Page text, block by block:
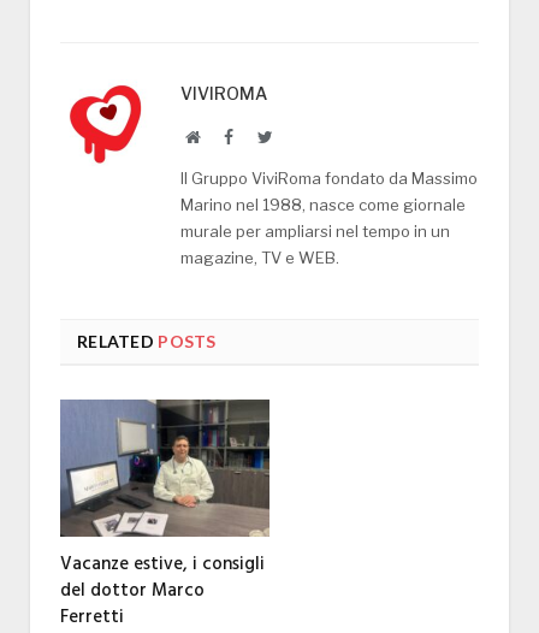
VIVIROMA
WebsiteFacebookTwitter
Il Gruppo ViviRoma fondato da Massimo
Marino nel 1988, nasce come giornale
murale per ampliarsi nel tempo in un
magazine, TV e WEB.
RELATED POSTS
Vacanze estive, i consigli
del dottor Marco
Ferretti